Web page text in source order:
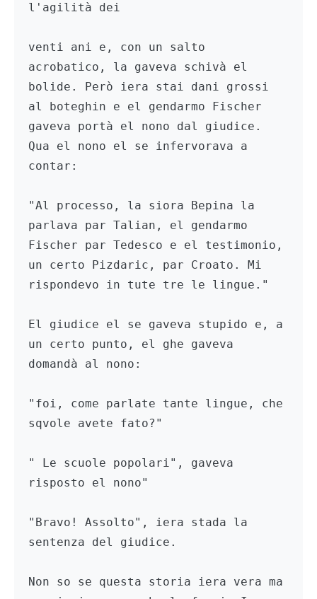
l'agilità dei
venti ani e, con un salto
acrobatico, la gaveva schivà el
bolide. Però iera stai dani grossi
al boteghin e el gendarmo Fischer
gaveva portà el nono dal giudice.
Qua el nono el se infervorava a
contar:
"Al processo, la siora Bepina la
parlava par Talian, el gendarmo
Fischer par Tedesco e el testimonio,
un certo Pizdaric, par Croato. Mi
rispondevo in tute tre le lingue."
El giudice el se gaveva stupido e, a
un certo punto, el ghe gaveva
domandà al nono:
"foi, come parlate tante lingue, che
sqvole avete fato?"
" Le scuole popolari", gaveva
risposto el nono"
"Bravo! Assolto", iera stada la
sentenza del giudice.
Non so se questa storia iera vera ma